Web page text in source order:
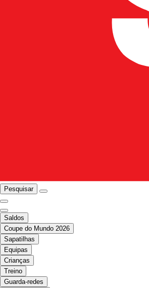
Pesquisar
Saldos
Coupe do Mundo 2026
Sapatilhas
Equipas
Crianças
Treino
Guarda-redes